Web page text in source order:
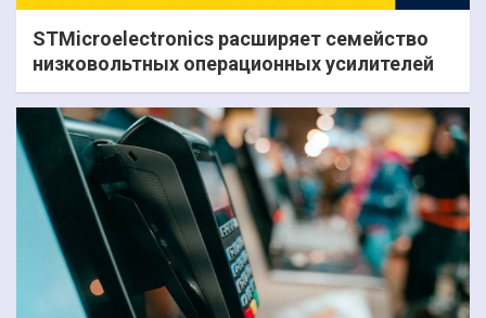
STMicroelectronics расширяет семейство
низковольтных операционных усилителей